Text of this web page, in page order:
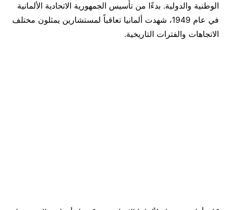
الوطنية والدولية. بدءًا من تأسيس الجمهورية الاتحادية الألمانية
في عام 1949، شهدت ألمانيا تعاقباً لمستشارين يمثلون مختلف
الاتجاهات والفترات التاريخية.